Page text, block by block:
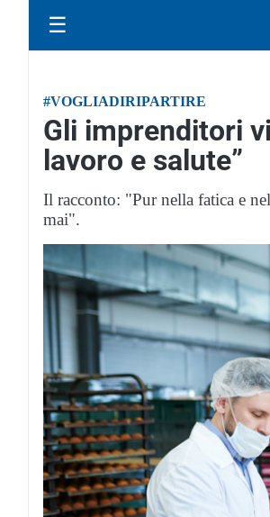
☰
#VOGLIADIRIPARTIRE
Gli imprenditori
lavoro e salute”
Il racconto: "Pur nella fatica e
mai".